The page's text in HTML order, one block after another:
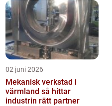
02 juni 2026
Mekanisk verkstad i
värmland så hittar
industrin rätt partner